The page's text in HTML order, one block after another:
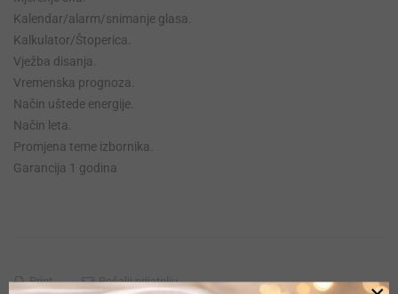
Kalendar/alarm/snimanje glasa.
Kalkulator/Štoperica.
Vježba disanja.
Vremenska prognoza.
Način uštede energije.
Način leta.
Promjena teme izbornika.
Garancija 1 godina
Print Pošalji prijatelju